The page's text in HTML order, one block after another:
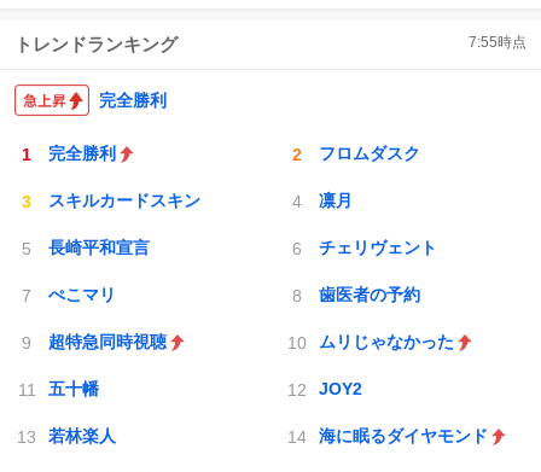
トレンドランキング 7:55時点
完全勝利
完全勝利 フロムダスク
スキルカードスキン 凛月
長崎平和宣言 チェリヴェント
ぺこマリ 歯医者の予約
超特急同時視聴 ムリじゃなかった
五十幡 JOY2
若林楽人 海に眠るダイヤモンド